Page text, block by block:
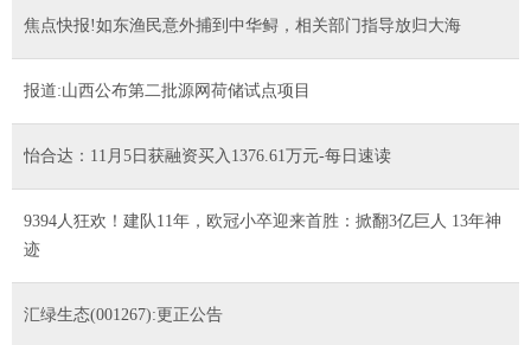
焦点快报!如东渔民意外捕到中华鲟，相关部门指导放归大海
报道:山西公布第二批源网荷储试点项目
怡合达：11月5日获融资买入1376.61万元-每日速读
9394人狂欢！建队11年，欧冠小卒迎来首胜：掀翻3亿巨人 13年神
迹
汇绿生态(001267):更正公告